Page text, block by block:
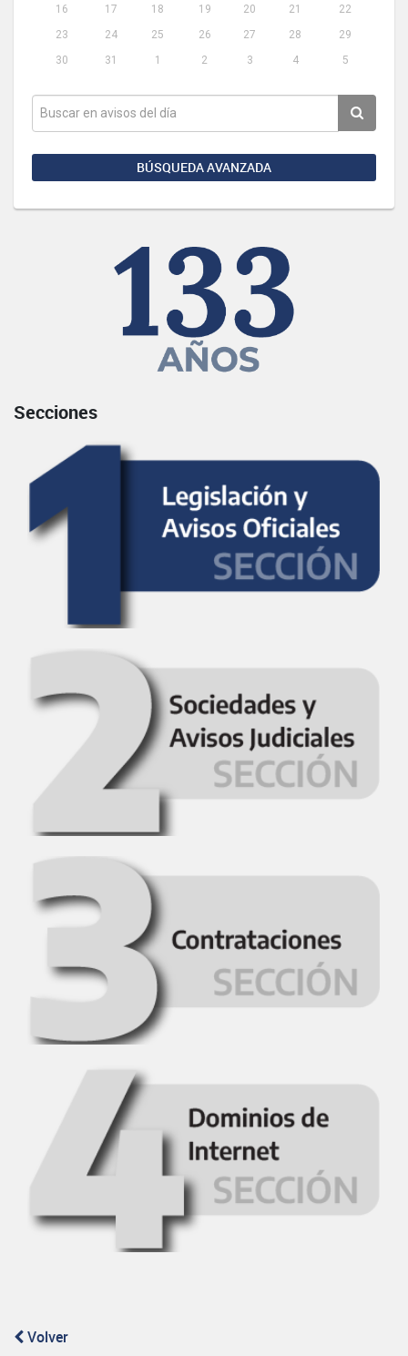
16
17 18 19 20 21
22
23
24 25 26 27 28
29
30
31 1 2 3 4 5
BÚSQUEDA AVANZADA
Secciones
Volver